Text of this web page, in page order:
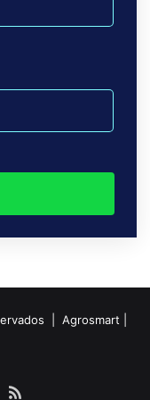
incidência da
do patógeno
nos
| Agrosmart |